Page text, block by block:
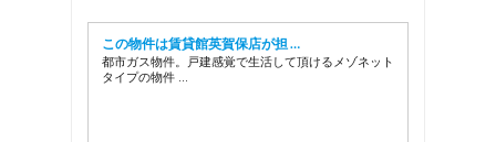
この物件は賃貸館英賀保店が担 …
都市ガス物件。戸建感覚で生活して頂けるメゾネット
タイプの物件 …